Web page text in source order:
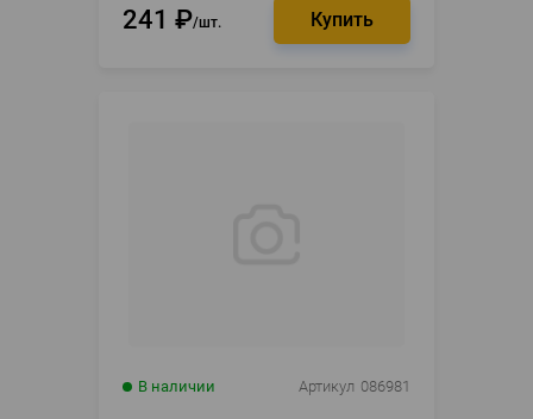
241 ₽ шт.
В наличии Артикул 086981